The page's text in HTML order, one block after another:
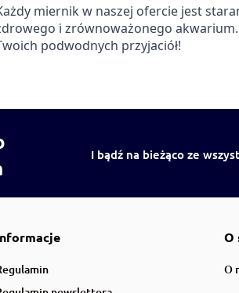
miernik w naszej ofercie jest
i zrównoważonego
podwodnych przyjaciół!
I bądź na bieżąco ze
O
O